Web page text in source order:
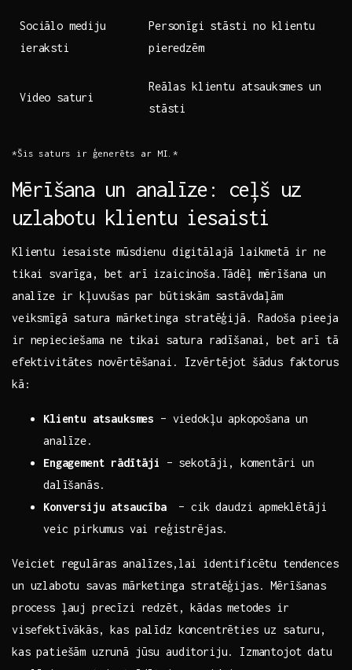
Sociālo ‍mediju
ieraksti
Personīgi stāsti ⁤no klientu
pieredzēm
Video saturi
Reālas klientu atsauksmes ⁣un
stāsti
*Šis saturs ir ģenerēts ar MI.*
Mērīšana un analīze: ceļš uz
uzlabotu klientu ⁢iesaisti
Klientu ‌iesaiste mūsdienu digitālajā laikmetā⁤ ir ne
tikai svarīga, bet arī izaicinoša.Tādēļ mērīšana un
⁢analīze ir kļuvušas par būtiskām‍ sastāvdaļām‌
veiksmīgā ⁢satura ‌mārketinga stratēģijā. Radoša pieeja
‌ir ‌nepieciešama ⁢ne tikai satura radīšanai, bet arī tā
efektivitātes novērtēšanai. Izvērtējot šādus faktorus
kā:
Klientu ‍atsauksmes – viedokļu ‌apkopošana ⁢un
analīze.
Engagement rādītāji
– sekotāji, ⁤komentāri un
dalīšanās.
Konversiju​ atsaucība⁣ – cik daudzi apmeklētāji
veic pirkumus​ vai reģistrējas.
Veiciet regulāras analīzes,lai identificētu tendences
un uzlabotu savas mārketinga stratēģijas. Mērīšanas
process ļauj precīzi redzēt, ⁢kādas ‍metodes ‌ir
visefektīvākās,‍ kas palīdz koncentrēties uz saturu,
kas ‌patiešām uzrunā jūsu auditoriju. Izmantojot datu